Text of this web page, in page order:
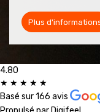
Plus
4.80
★ ★ ★ ★ ★
Basé sur166 avis